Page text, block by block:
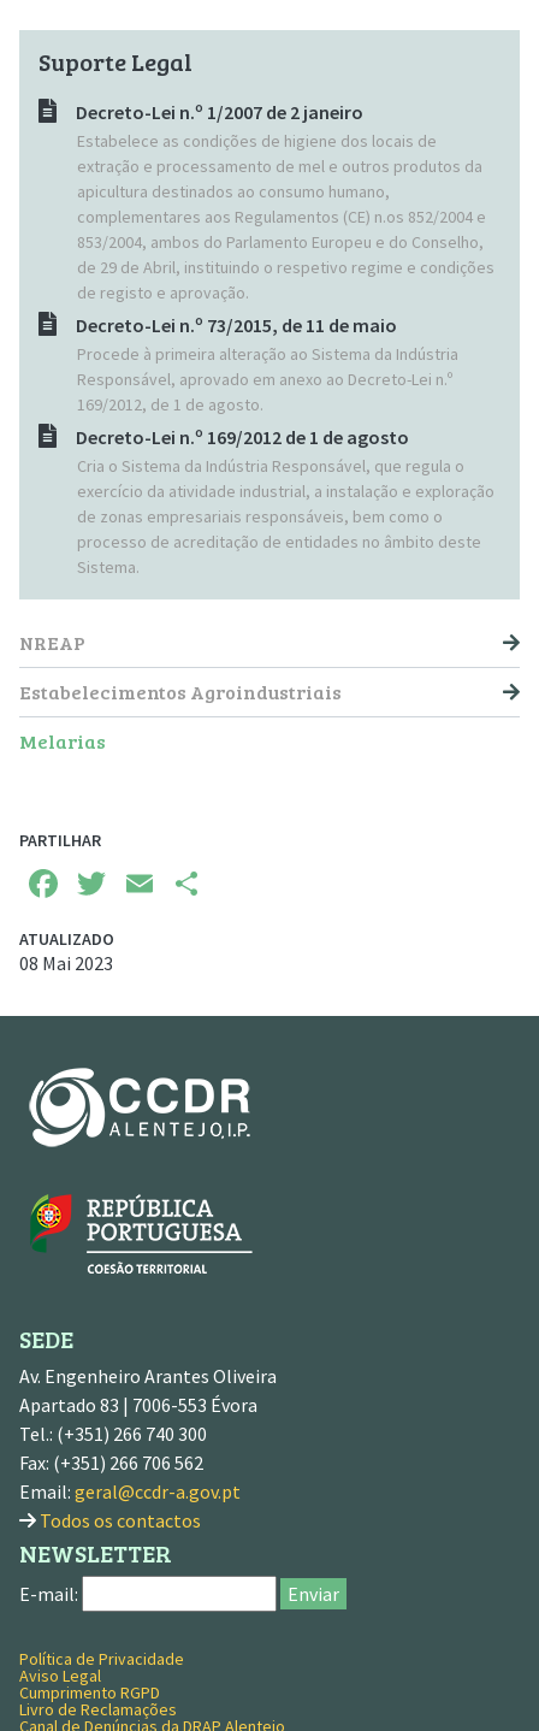
NREAP
Estabelecimentos Agroindustriais
Melarias
Decreto-Lei n.º 1/2007 de 2 janeiro
Estabelece as condições de higiene dos locais de
extração e processamento de mel e outros produtos da
apicultura destinados ao consumo humano,
complementares aos Regulamentos (CE) n.os 852/2004 e
853/2004, ambos do Parlamento Europeu e do Conselho,
de 29 de Abril, instituindo o respetivo regime e condições
de registo e aprovação.
Decreto-Lei n.º 73/2015, de 11 de maio
Procede à primeira alteração ao Sistema da Indústria
Responsável, aprovado em anexo ao Decreto-Lei n.º
169/2012, de 1 de agosto.
Decreto-Lei n.º 169/2012 de 1 de agosto
Cria o Sistema da Indústria Responsável, que regula o
exercício da atividade industrial, a instalação e exploração
de zonas empresariais responsáveis, bem como o
processo de acreditação de entidades no âmbito deste
Sistema.
Suporte Legal
PARTILHAR
Facebook
TwitterEmail
ATUALIZADO
08 Mai 2023
SEDE
Av. Engenheiro Arantes Oliveira
Apartado 83 | 7006-553 Évora
Tel.: (+351) 266 740 300
Fax: (+351) 266 706 562
Email: geral@ccdr-a.gov.pt
Todos os contactos
NEWSLETTER
E-mail: Enviar
MENU RODAPÉ
Política de Privacidade
Aviso Legal
Cumprimento RGPD
Livro de Reclamações
Canal de Denúncias da DRAP Alentejo